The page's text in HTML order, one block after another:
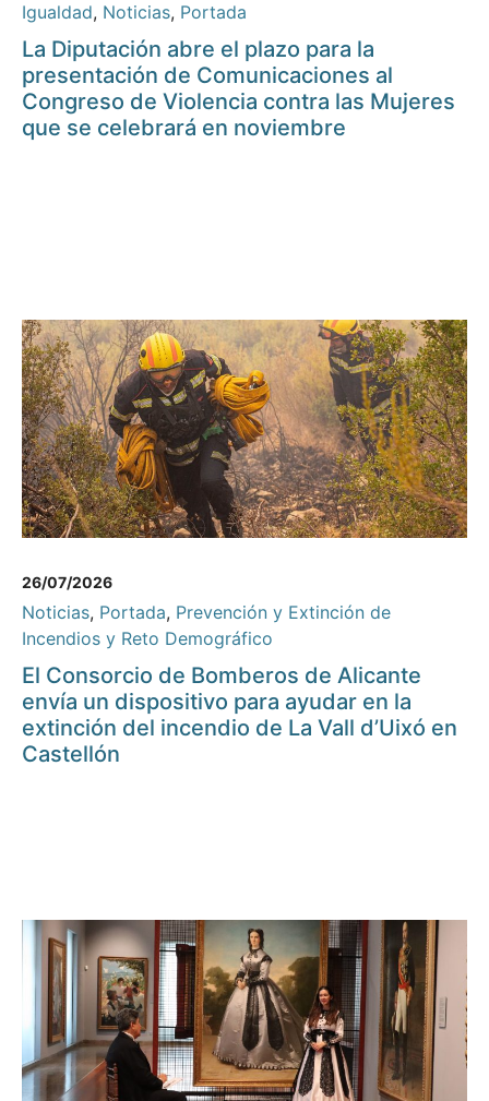
Igualdad, Noticias, Portada
La Diputación abre el plazo para la
presentación de Comunicaciones al
Congreso de Violencia contra las Mujeres
que se celebrará en noviembre
26/07/2026
Noticias, Portada, Prevención y Extinción de
Incendios y Reto Demográfico
El Consorcio de Bomberos de Alicante
envía un dispositivo para ayudar en la
extinción del incendio de La Vall d’Uixó en
Castellón